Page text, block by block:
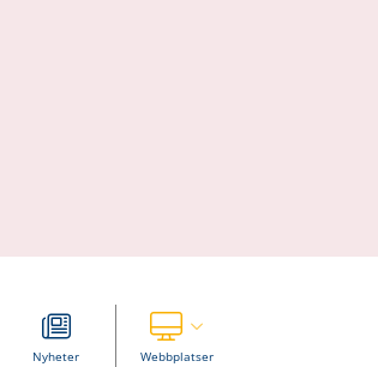
Nyheter WebbplatserVisa våra andra webbplatser